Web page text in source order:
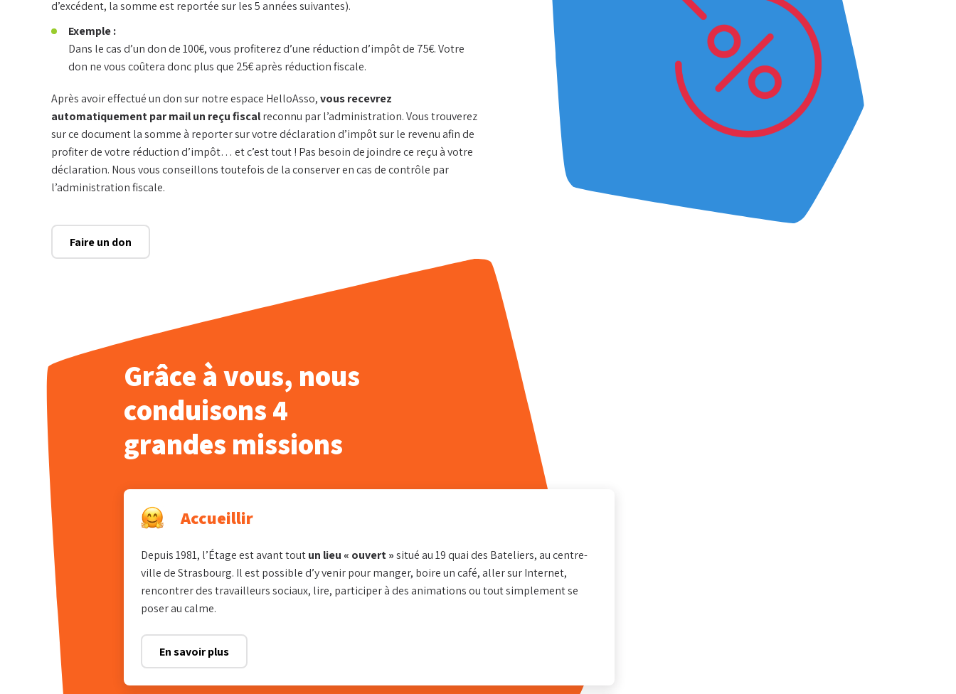
Que recherchez-vous ?
19 quai des Bateliers
d’excédent, la somme est reportée sur les 5 années suivantes).
Exemple :
Dans le cas d’un don de 100€, vous profiterez d’une réduction d’impôt de 75€. Votre
don ne vous coûtera donc plus que 25€ après réduction fiscale.
Après avoir effectué un don sur notre espace HelloAsso,vous recevrez
automatiquement par mail un reçu fiscalreconnu par l’administration. Vous trouverez
sur ce document la somme à reporter sur votre déclaration d’impôt sur le revenu afin de
profiter de votre réduction d’impôt… et c’est tout ! Pas besoin de joindre ce reçu à votre
déclaration. Nous vous conseillons toutefois de la conserver en cas de contrôle par
l’administration fiscale.
Faire un don
Grâce à vous, nous
conduisons 4
grandes missions
Accueillir
Depuis 1981, l’Étage est avant toutun lieu « ouvert »situé au 19 quai des Bateliers, au centre-
ville de Strasbourg. Il est possible d’y venir pour manger, boire un café, aller sur Internet,
rencontrer des travailleurs sociaux, lire, participer à des animations ou tout simplement se
poser au calme.
En savoir plus